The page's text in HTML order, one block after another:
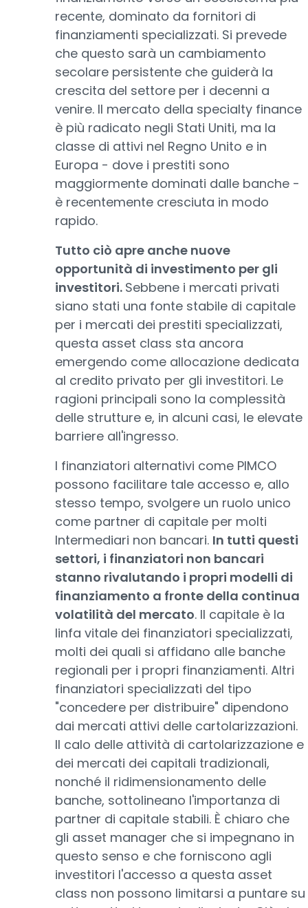
recente, dominato da fornitori di
finanziamenti specializzati. Si prevede
che questo sarà un cambiamento
secolare persistente che guiderà la
crescita del settore per i decenni a
venire. Il mercato della specialty finance
è più radicato negli Stati Uniti, ma la
classe di attivi nel Regno Unito e in
Europa - dove i prestiti sono
maggiormente dominati dalle banche -
è recentemente cresciuta in modo
rapido.
Tutto ciò apre anche nuove
opportunità di investimento per gli
investitori. Sebbene i mercati privati
siano stati una fonte stabile di capitale
per i mercati dei prestiti specializzati,
questa asset class sta ancora
emergendo come allocazione dedicata
al credito privato per gli investitori. Le
ragioni principali sono la complessità
delle strutture e, in alcuni casi, le elevate
barriere all'ingresso.
I finanziatori alternativi come PIMCO
possono facilitare tale accesso e, allo
stesso tempo, svolgere un ruolo unico
come partner di capitale per molti
Intermediari non bancari. In tutti questi
settori, i finanziatori non bancari
stanno rivalutando i propri modelli di
finanziamento a fronte della continua
volatilità del mercato. Il capitale è la
linfa vitale dei finanziatori specializzati,
molti dei quali si affidano alle banche
regionali per i propri finanziamenti. Altri
finanziatori specializzati del tipo
"concedere per distribuire" dipendono
dai mercati attivi delle cartolarizzazioni.
Il calo delle attività di cartolarizzazione e
dei mercati dei capitali tradizionali,
nonché il ridimensionamento delle
banche, sottolineano l'importanza di
partner di capitale stabili. È chiaro che
gli asset manager che si impegnano in
questo senso e che forniscono agli
investitori l'accesso a questa asset
class non possono limitarsi a puntare su